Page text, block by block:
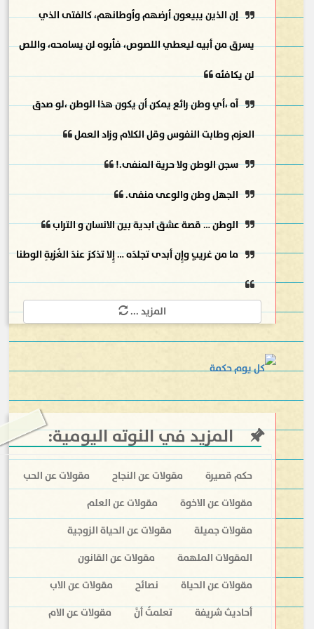
إن الذين يبيعون أرضهم وأوطانهم، كالفتى الذي
يسرق من أبيه ليعطي اللصوص، فأبوه لن يسامحه، واللص
لن يكافئه
آه ،أي وطن رائع يمكن أن يكون هذا الوطن ،لو صدق
العزم وطابت النفوس وقل الكلام وزاد العمل
سجن الوطن ولا حرية المنفى.!
الجهل وطن والوعى منفى.
الوطن … قصة عشق ابدية بين الانسان و التراب
ما من غريبٍ وإِن أبدى تجلدَه … إِلا تذكرَ عندَ الغُرْبةِ الوطنا
المزيد ...
المزيد في النوته اليومية:
حكم قصيرة مقولات عن النجاح
مقولات عن الحب
مقولات عن الاخوة
مقولات عن العلم
مقولات جميلة
مقولات عن الحياة الزوجية
المقولات الملهمة
مقولات عن القانون
مقولات عن الحياة
نصائح
مقولات عن الاب
أحاديث شريفة
تعلمتُ أنَّ
مقولات عن الام